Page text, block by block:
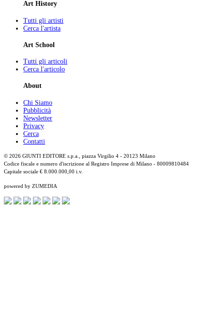
Art History
Tutti gli artisti
Cerca l'artista
Art School
Tutti gli articoli
Cerca l'articolo
About
Chi Siamo
Pubblicità
Newsletter
Privacy
Cerca
Contatti
© 2026 GIUNTI EDITORE s.p.a., piazza Virgilio 4 - 20123 Milano
Codice fiscale e numero d'iscrizione al Registro Imprese di Milano - 80009810484
Capitale sociale € 8.000.000,00 i.v.
powered by ZUMEDIA